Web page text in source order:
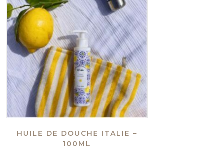
HUILE DE DOUCHE ITALIE –
100ML